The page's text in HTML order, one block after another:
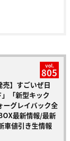
vol.
805
売】すごいぜ日
「新型キック
ーグレイバック全
最新情報/最新
車値引き生情報